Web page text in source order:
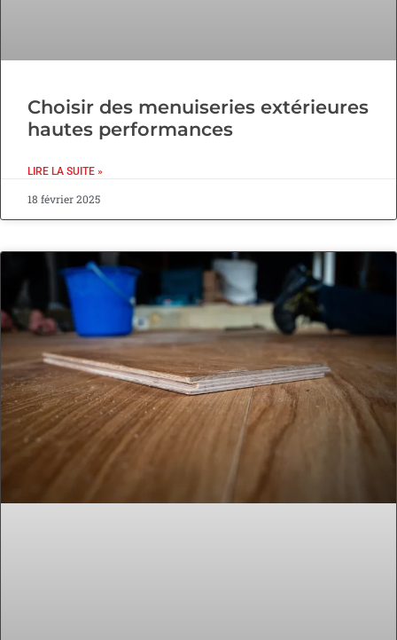
Choisir des menuiseries extérieures
hautes performances
LIRE LA SUITE »
18 février 2025